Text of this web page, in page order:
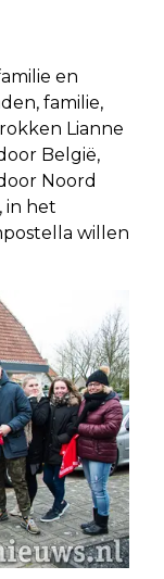
en
familie,
Lianne
België,
Noord
in het
willen